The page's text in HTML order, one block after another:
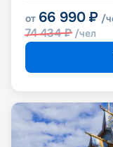
от 66 990 ₽ /
74 434₽ /чел